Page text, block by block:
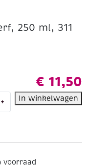
250 ml, 311
€ 11,50
+ In winkelwagen
voorraad